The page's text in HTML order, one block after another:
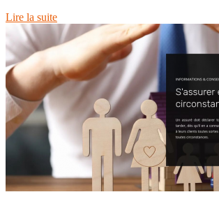
Lire la suite